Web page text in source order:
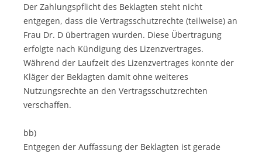
Der Zahlungspflicht des Beklagten steht nicht
entgegen, dass die Vertragsschutzrechte (teilweise) an
Frau Dr. D übertragen wurden. Diese Übertragung
erfolgte nach Kündigung des Lizenzvertrages.
Während der Laufzeit des Lizenzvertrages konnte der
Kläger der Beklagten damit ohne weiteres
Nutzungsrechte an den Vertragsschutzrechten
verschaffen.
bb)
Entgegen der Auffassung der Beklagten ist gerade